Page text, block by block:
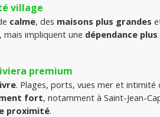
village
calme, des maisons plus grandes
mais impliquent une dépendance
premium
. Plages, ports, vues mer et
fort
proximité.